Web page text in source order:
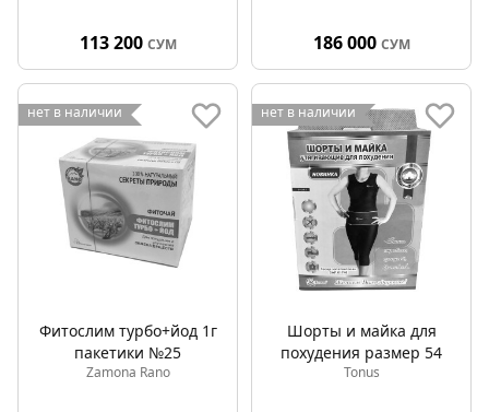
113 200 СУМ 186 000 СУМ
нет в наличии
Фитослим турбо+йод 1г
пакетики №25
Zamona Rano
нет в наличии
Шорты и майка для
похудения размер 54
Tonus